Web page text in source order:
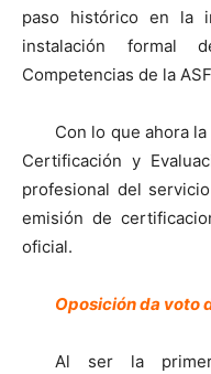
paso histórico en la
instalación formal
Competencias de la
Con lo que ahora
Certificación y
profesional del
emisión de
oficial.
Oposición da voto
Al ser la